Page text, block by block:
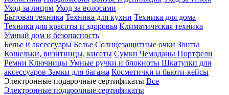
Уход за лицом Уход за волосами
Бытовая техника Техника для кухни Техника для дома
Техника для красоты и здоровья Климатическая техника
Умный дом и безопасность
Белье и аксессуары Белье Солнцезащитные очки Зонты
Кошельки, визитницы, кисеты Сумки Чемоданы Портфели
Ремни Ключницы Умные ручки и блокноты Шкатулки для
аксессуаров Замки для багажа Косметички и бьюти-кейсы
Электронные подарочные сертификаты Все
Электронные подарочные сертификаты